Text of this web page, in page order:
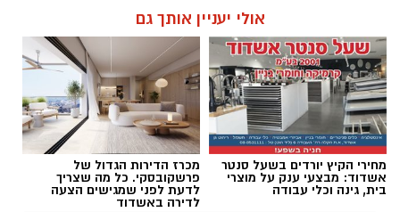
להאזנה לתוכן:
עופר אשטוקר / 18:24 07.08.26
אולי יעניין אותך גם
מחירי הקיץ יורדים בשעל סנטר
אשדוד: מבצעי ענק על מוצרי
בית, גינה וכלי עבודה
מכרז הדירות הגדול של
פרשקובסקי. כל מה שצריך
לדעת לפני שמגישים הצעה
לדירה באשדוד